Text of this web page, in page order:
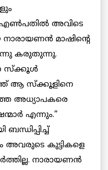
എണ്‍പതില്‍ അവിടെ
മാഷിന്റെ
കരുതുന്നു.
സ്‌ക്കൂള്‍
ആ സ്‌ക്കൂളിനെ
അധ്യാപകരെ
എന്നും.”
ബന്ധിപ്പിച്ച്
അവരുടെ കുട്ടികളെ
നാരായണന്‍